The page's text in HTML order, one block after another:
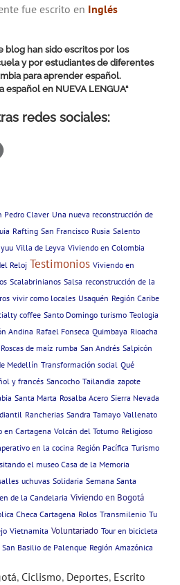
fue escrito en Inglés
blog han sido escritos por los
y por estudiantes de diferentes
para aprender español.
español en NUEVA LENGUA“
redes sociales:
Pedro Claver Una nueva reconstrucción de
Rafting San Francisco Rusia Salento
Villa de Leyva Viviendo en Colombia
Reloj Testimonios Viviendo en
Scalabrinianos Salsa reconstrucción de la
vivir como locales Usaquén Región Caribe
coffee Santo Domingo turismo Teologia
Andina Rafael Fonseca Quimbaya Rioacha
Roscas de maíz rumba San Andrés Salpicón
Medellín Transformación social Qué
y francés Sancocho Tailandia zapote
Santa Marta Rosalba Acero Sierra Nevada
Rancherias Sandra Tamayo Vallenato
en Cartagena Volcán del Totumo Religioso
en la cocina Región Pacífica Turismo
el museo Casa de la Memoria
uchuvas Solidaria Semana Santa
de la Candelaria Viviendo en Bogotá
Checa Cartagena Rolos Transmilenio Tu
Vietnamita Voluntariado Tour en bicicleta
San Basilio de Palenque Región Amazónica
, Ciclismo, Deportes, Escrito